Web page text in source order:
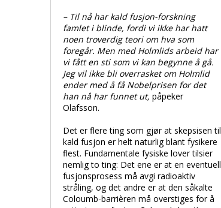
– Til nå har kald fusjon-forskning
famlet i blinde, fordi vi ikke har hatt
noen troverdig teori om hva som
foregår. Men med Holmlids arbeid har
vi fått en sti som vi kan begynne å gå.
Jeg vil ikke bli overrasket om Holmlid
ender med å få Nobelprisen for det
han nå har funnet ut, påpeker
Olafsson.
Det er flere ting som gjør at skepsisen til
kald fusjon er helt naturlig blant fysikere
flest. Fundamentale fysiske lover tilsier
nemlig to ting: Det ene er at en eventuell
fusjonsprosess må avgi radioaktiv
stråling, og det andre er at den såkalte
Coloumb-barrièren må overstiges for å